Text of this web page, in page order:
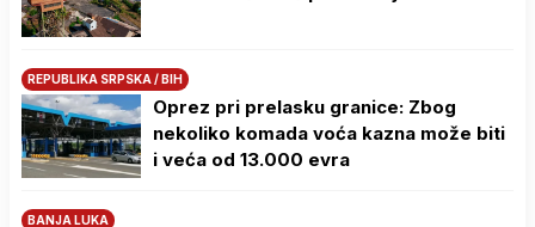
REPUBLIKA SRPSKA / BIH
Oprez pri prelasku granice: Zbog
nekoliko komada voća kazna može biti
i veća od 13.000 evra
BANJA LUKA